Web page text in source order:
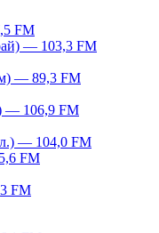
FM
— 103,3 FM
— 89,3 FM
— 106,9 FM
— 104,0 FM
FM
FM